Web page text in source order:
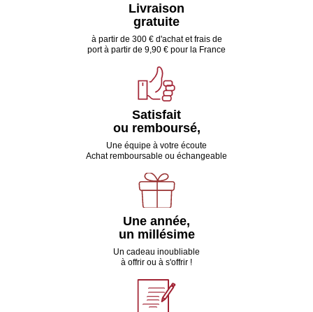
Livraison
gratuite
à partir de 300 € d'achat et frais de
port à partir de 9,90 € pour la France
Satisfait
ou remboursé,
Une équipe à votre écoute
Achat remboursable ou échangeable
Une année,
un millésime
Un cadeau inoubliable
à offrir ou à s'offrir !